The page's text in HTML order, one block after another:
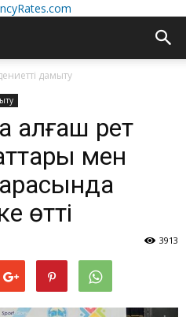
дамыту
алғаш рет
мен
өтті
3913